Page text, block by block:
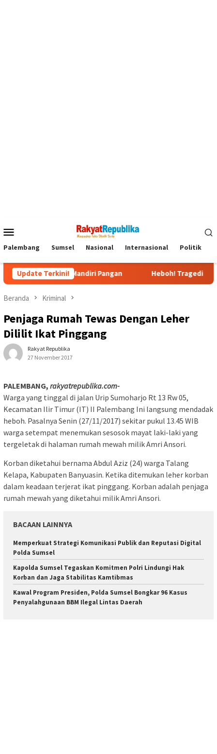
Mobile
Palembang Sumsel Nasional Internasional Politik
Update Terkini!
Mandiri Pangan Heboh! Tragedi Mutilasi di
Beranda Kriminal
Penjaga Rumah Tewas Dengan Leher
Dililit Ikat Pinggang
Rakyat Republika
27 November 2017
PALEMBANG, rakyatrepublika.com-
Warga yang tinggal di jalan Urip Sumoharjo Rt 13 Rw 05,
Kecamatan Ilir Timur (IT) II Palembang Ini langsung mendadak
heboh. Pasalnya Senin (27/11/2017) sekitar pukul 13.45 WIB
warga setempat menemukan sesosok mayat laki-laki yang
tergeletak di halaman rumah mewah milik Amri Ansori.
Korban diketahui bernama Abdul Aziz (24) warga Talang
Kelapa, Kabupaten Banyuasin. Ketika ditemukan leher korban
dalam keadaan terjerat ikat pinggang. Korban adalah penjaga
rumah mewah yang diketahui milik Amri Ansori.
BACAAN LAINNYA
Memperkuat Strategi Komunikasi Publik dan Reputasi Digital
Polda Sumsel
Kapolda Sumsel Tegaskan Komitmen Polri Lindungi Hak
Korban dan Jaga Stabilitas Kamtibmas
Kawal Program Presiden, Polda Sumsel Bongkar 96 Kasus
Penyalahgunaan BBM Ilegal Lintas Daerah